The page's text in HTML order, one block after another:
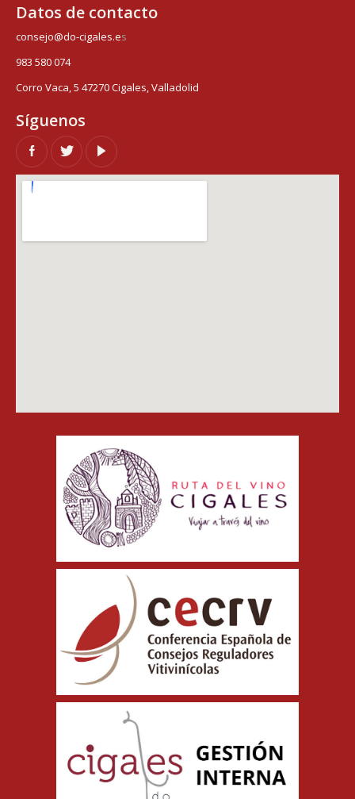
Datos de contacto
consejo@do-cigales.es
983 580 074
Corro Vaca, 5 47270 Cigales, Valladolid
Síguenos